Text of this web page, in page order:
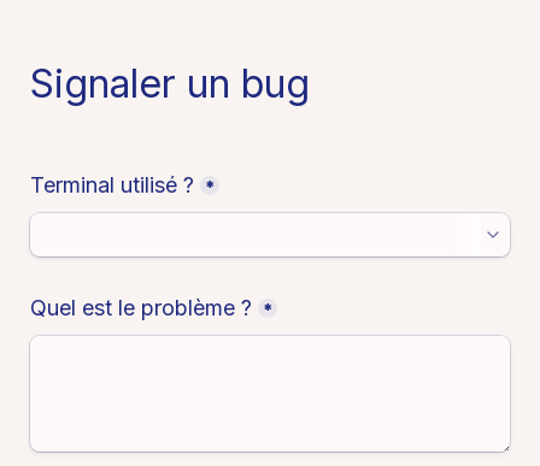
Signaler un bug
Terminal utilisé ? *
Quel est le problème ? *